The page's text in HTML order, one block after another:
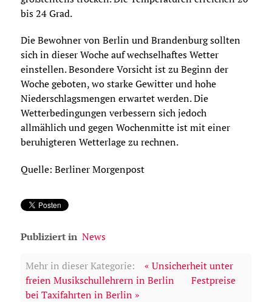
bis 24 Grad.
Die Bewohner von Berlin und Brandenburg sollten
sich in dieser Woche auf wechselhaftes Wetter
einstellen. Besondere Vorsicht ist zu Beginn der
Woche geboten, wo starke Gewitter und hohe
Niederschlagsmengen erwartet werden. Die
Wetterbedingungen verbessern sich jedoch
allmählich und gegen Wochenmitte ist mit einer
beruhigteren Wetterlage zu rechnen.
Quelle: Berliner Morgenpost
Publiziert in News
Mehr in dieser Kategorie:
« Unsicherheit unter
freien Musikschullehrern in Berlin
Festpreise
bei Taxifahrten in Berlin »